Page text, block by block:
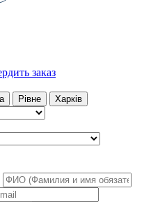
заказ
Рівне Харків